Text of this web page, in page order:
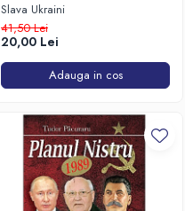
Slava Ukraini
41,50 Lei
20,00 Lei
Adauga in cos